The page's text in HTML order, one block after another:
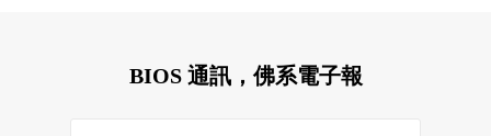
BIOS 通訊，佛系電子報